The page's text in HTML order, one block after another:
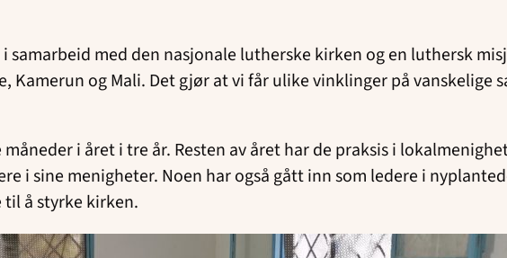
med den nasjonale lutherske kirken og en luthersk
Kamerun og Mali. Det gjør at vi får ulike vinklinger på vanskelige
i året i tre år. Resten av året har de praksis i
i sine menigheter. Noen har også gått inn som ledere i
til å styrke kirken.